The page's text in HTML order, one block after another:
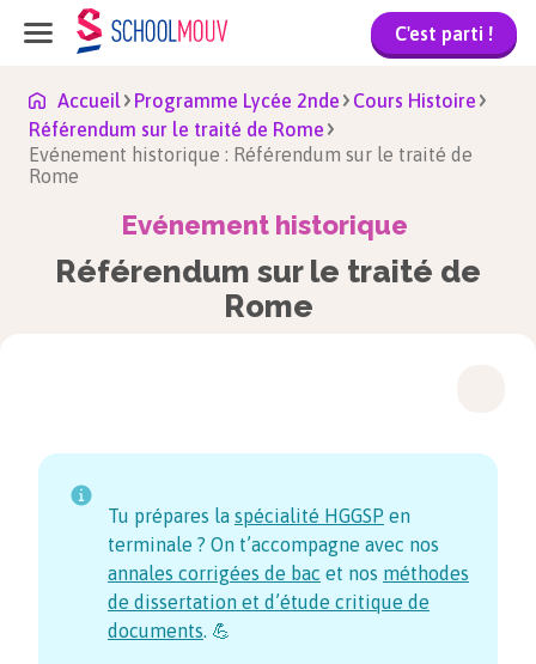
C'est parti !
Accueil Programme Lycée 2nde
Cours Histoire
Référendum sur le traité de Rome
Evénement historique : Référendum sur le traité de
Rome
Evénement historique
Référendum sur le traité de
Rome
Tu prépares la spécialité HGGSP en
terminale ? On t’accompagne avec nos
annales corrigées de bac et nos méthodes
de dissertation et d’étude critique de
documents. 💪